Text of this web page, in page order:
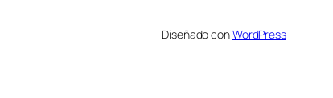
Diseñado conWordPress